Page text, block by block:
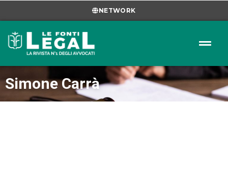
NETWORK
Simone Carrà